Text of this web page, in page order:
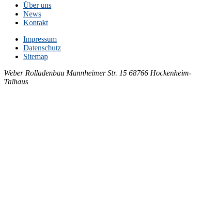
Über uns
News
Kontakt
Impressum
Datenschutz
Sitemap
Weber Rolladenbau Mannheimer Str. 15 68766 Hockenheim-
Talhaus